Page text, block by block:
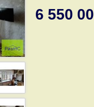
6 550